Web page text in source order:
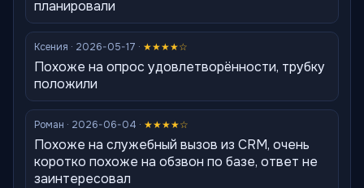
планировали
Ксения · 2026-05-17 · ★★★★☆
Похоже на опрос удовлетворённости, трубку
положили
Роман · 2026-06-04 · ★★★★☆
Похоже на служебный вызов из CRM, очень
коротко похоже на обзвон по базе, ответ не
заинтересовал